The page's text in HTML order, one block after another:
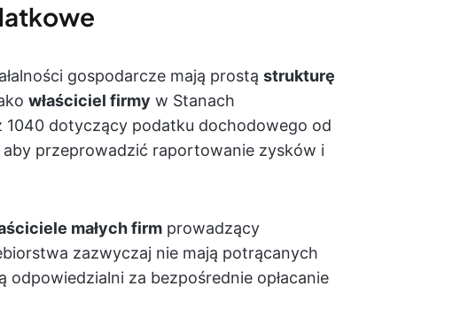
gospodarcze mają prostą strukturę
właściciel firmy w Stanach
1040 dotyczący podatku dochodowego od
aby przeprowadzić raportowanie zysków i
małych firm prowadzący
zazwyczaj nie mają potrącanych
za bezpośrednie opłacanie